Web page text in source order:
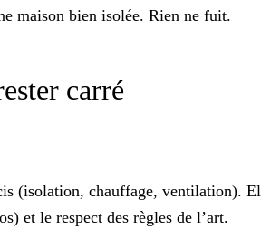
maison bien isolée. Rien ne fuit.
carré
(isolation, chauffage, ventilation).
et le respect des règles de l’art.